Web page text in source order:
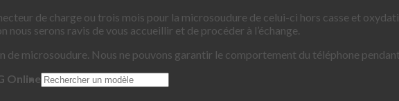
de charge ou trois mois pour la microsoudure de celui-ci hors casse et
serons ravis de vous accueillir et de procéder à l’échange.
microsoudure. Nous ne pouvons garantir le comportement du téléphone
Online